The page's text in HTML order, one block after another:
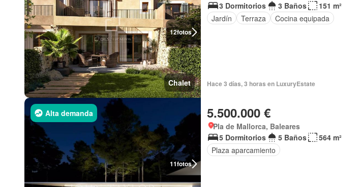
12fotos
Chalet
3 Dormitorios
3 Baños
151 m²
Jardín
Terraza Cocina equipada
Hace 3 días, 3 horas en LuxuryEstate
11fotos
Alta demanda 5.500.000 €
Pla de Mallorca, Baleares
5 Dormitorios
5 Baños
564 m²
Plaza aparcamiento